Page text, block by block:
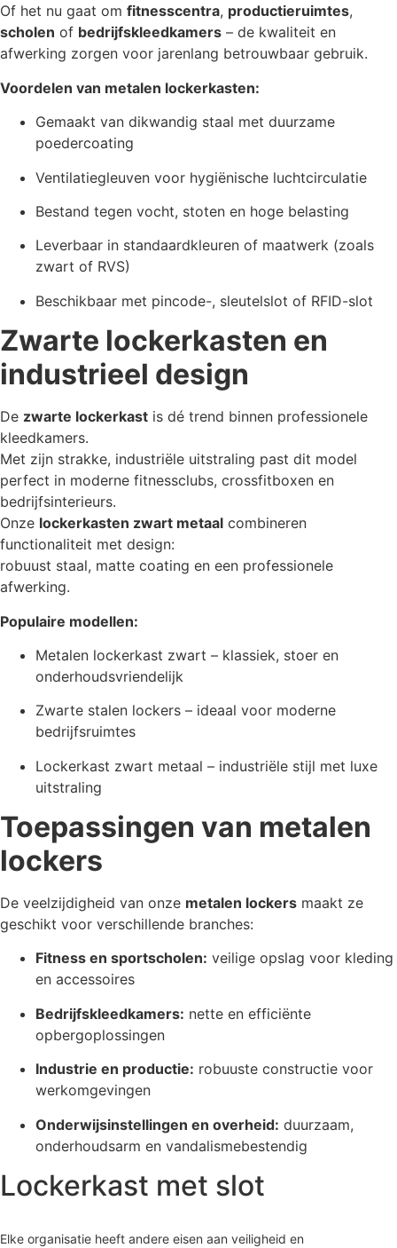
Of het nu gaat om fitnesscentra, productieruimtes,
scholen of bedrijfskleedkamers – de kwaliteit en
afwerking zorgen voor jarenlang betrouwbaar gebruik.
Voordelen van metalen lockerkasten:
Gemaakt van dikwandig staal met duurzame
poedercoating
Ventilatiegleuven voor hygiënische luchtcirculatie
Bestand tegen vocht, stoten en hoge belasting
Leverbaar in standaardkleuren of maatwerk (zoals
zwart of RVS)
Beschikbaar met pincode-, sleutelslot of RFID-slot
Zwarte lockerkasten en
industrieel design
De zwarte lockerkast is dé trend binnen professionele
kleedkamers.
Met zijn strakke, industriële uitstraling past dit model
perfect in moderne fitnessclubs, crossfitboxen en
bedrijfsinterieurs.
Onze lockerkasten zwart metaal combineren
functionaliteit met design:
robuust staal, matte coating en een professionele
afwerking.
Populaire modellen:
Metalen lockerkast zwart – klassiek, stoer en
onderhoudsvriendelijk
Zwarte stalen lockers – ideaal voor moderne
bedrijfsruimtes
Lockerkast zwart metaal – industriële stijl met luxe
uitstraling
Toepassingen van metalen
lockers
De veelzijdigheid van onze metalen lockers maakt ze
geschikt voor verschillende branches:
Fitness en sportscholen: veilige opslag voor kleding
en accessoires
Bedrijfskleedkamers: nette en efficiënte
opbergoplossingen
Industrie en productie: robuuste constructie voor
werkomgevingen
Onderwijsinstellingen en overheid: duurzaam,
onderhoudsarm en vandalismebestendig
Lockerkast met slot
Elke organisatie heeft andere eisen aan veiligheid en